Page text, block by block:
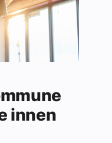
innen